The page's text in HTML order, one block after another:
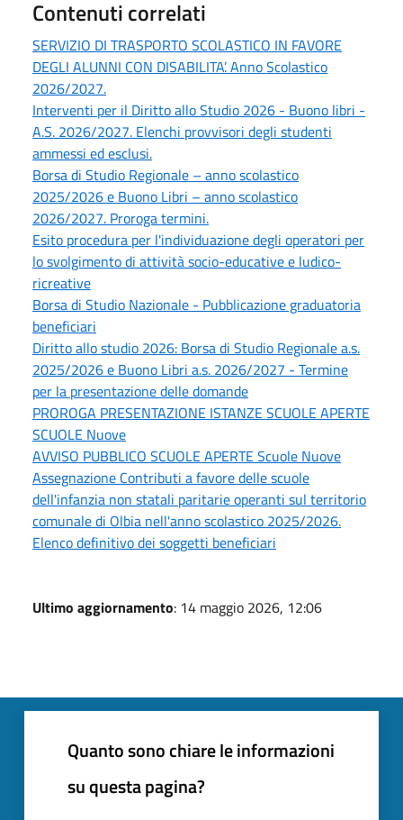
Contenuti correlati
SERVIZIO DI TRASPORTO SCOLASTICO IN FAVORE
DEGLI ALUNNI CON DISABILITA’. Anno Scolastico
2026/2027.
Interventi per il Diritto allo Studio 2026 - Buono libri -
A.S. 2026/2027. Elenchi provvisori degli studenti
ammessi ed esclusi.
Borsa di Studio Regionale – anno scolastico
2025/2026 e Buono Libri – anno scolastico
2026/2027. Proroga termini.
Esito procedura per l'individuazione degli operatori per
lo svolgimento di attività socio-educative e ludico-
ricreative
Borsa di Studio Nazionale - Pubblicazione graduatoria
beneficiari
Diritto allo studio 2026: Borsa di Studio Regionale a.s.
2025/2026 e Buono Libri a.s. 2026/2027 - Termine
per la presentazione delle domande
PROROGA PRESENTAZIONE ISTANZE SCUOLE APERTE
SCUOLE Nuove
AVVISO PUBBLICO SCUOLE APERTE Scuole Nuove
Assegnazione Contributi a favore delle scuole
dell'infanzia non statali paritarie operanti sul territorio
comunale di Olbia nell'anno scolastico 2025/2026.
Elenco definitivo dei soggetti beneficiari
Ultimo aggiornamento: 14 maggio 2026, 12:06
Quanto sono chiare le informazioni
su questa pagina?